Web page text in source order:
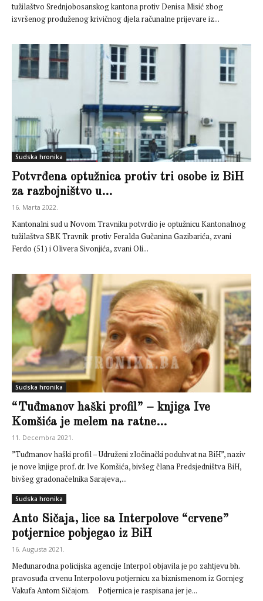
tužilaštvo Srednjobosanskog kantona protiv Denisa Misić zbog
izvršenog produženog krivičnog djela računalne prijevare iz...
Sudska hronika
Potvrđena optužnica protiv tri osobe iz BiH
za razbojništvo u...
16. Marta 2022.
Kantonalni sud u Novom Travniku potvrdio je optužnicu Kantonalnog
tužilaštva SBK Travnik protiv Feralda Gučanina Gazibarića, zvani
Ferdo (51) i Olivera Sivonjića, zvani Oli...
Sudska hronika
“Tuđmanov haški profil” – knjiga Ive
Komšića je melem na ratne...
11. Decembra 2021.
”Tuđmanov haški profil – Udruženi zločinački poduhvat na BiH”, naziv
je nove knjige prof. dr. Ive Komšića, bivšeg člana Predsjedništva BiH,
bivšeg gradonačelnika Sarajeva,...
Sudska hronika
Anto Sičaja, lice sa Interpolove “crvene”
potjernice pobjegao iz BiH
16. Augusta 2021.
Međunarodna policijska agencije Interpol objavila je po zahtjevu bh.
pravosuđa crvenu Interpolovu potjernicu za biznismenom iz Gornjeg
Vakufa Antom Sičajom. Potjernica je raspisana jer je...